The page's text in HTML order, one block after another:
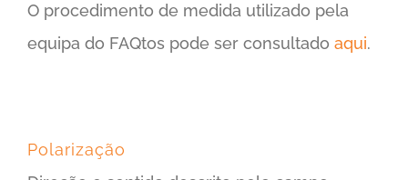
O procedimento de medida utilizado pela
equipa do FAQtos pode ser consultado aqui.
Polarização